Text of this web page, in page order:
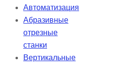
Автоматизация
Абразивные
отрезные
станки
Вертикальные